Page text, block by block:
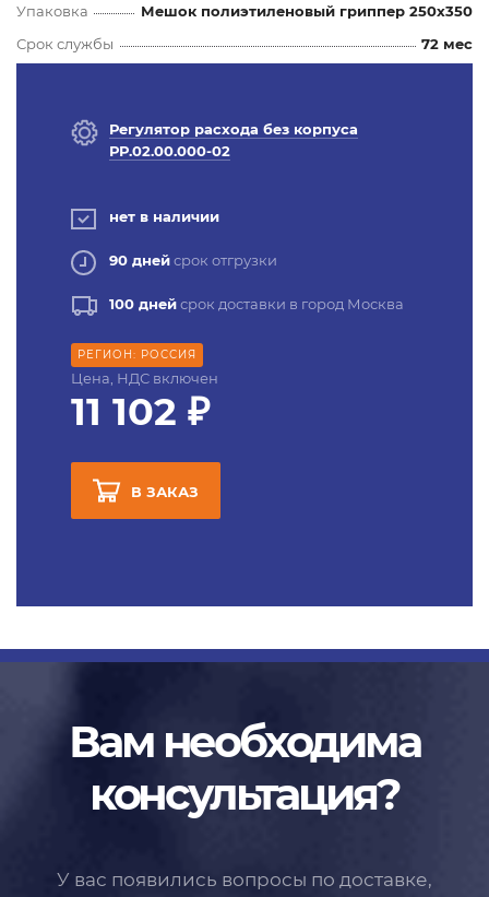
Упаковка
Мешок полиэтиленовый гриппер 250х350
Срок службы
72 мес
Регулятор расхода без корпуса
РР.02.00.000-02
нет в наличии
90 днейсрок отгрузки
100 днейсрок доставки в город Москва
РЕГИОН: РОССИЯ
Цена, НДС включен
11 102 ₽
В ЗАКАЗ
Вам необходима
консультация?
У вас появились вопросы по доставке,